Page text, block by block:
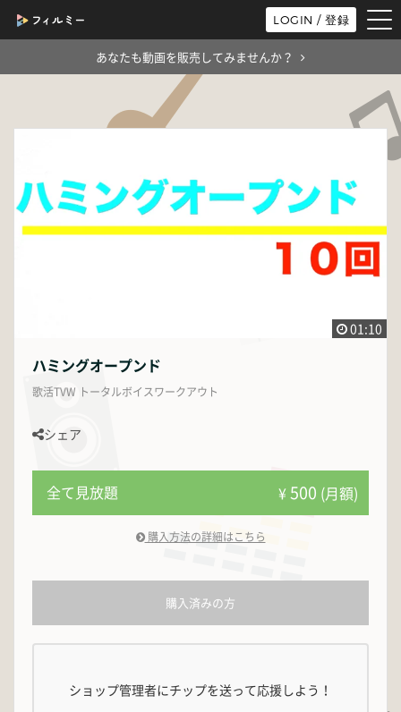
LOGIN / 登録
あなたも動画を販売してみませんか？
01:10
ハミングオープンド
歌活TVW トータルボイスワークアウト
シェア
全て見放題 ¥500 (月額)
購入方法の詳細はこちら
購入済みの方
ショップ管理者にチップを送って応援しよう！